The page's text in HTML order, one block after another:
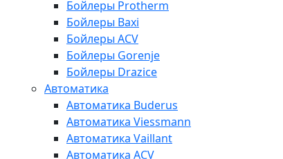
Бойлеры Protherm
Бойлеры Baxi
Бойлеры ACV
Бойлеры Gorenje
Бойлеры Drazice
Автоматика
Автоматика Buderus
Автоматика Viessmann
Автоматика Vaillant
Автоматика ACV